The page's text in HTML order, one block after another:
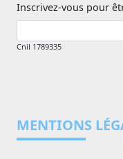
Inscrivez-vous pour
Cnil 1789335
MENTIONS